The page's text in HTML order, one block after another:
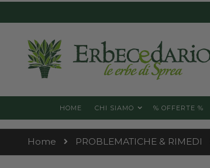
to
HOME CHI SIAMO % OFFERTE %
Home PROBLEMATICHE & RIMEDI